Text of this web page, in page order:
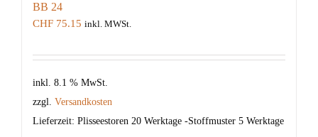
BB 24
CHF 75.15 inkl. MWSt.
inkl. 8.1 % MwSt.
zzgl. Versandkosten
Lieferzeit: Plisseestoren 20 Werktage -Stoffmuster 5 Werktage